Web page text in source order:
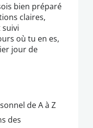
bien préparé
claires,
où tu en es,
jour de
de A à Z
des